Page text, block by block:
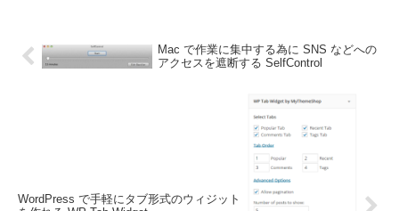
Mac で作業に集中する為に SNS などへの
アクセスを遮断する SelfControl
WordPress で手軽にタブ形式のウィジット